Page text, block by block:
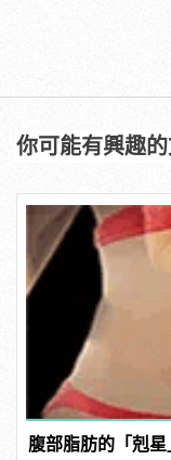
你可能有興趣
腹部脂肪的「剋